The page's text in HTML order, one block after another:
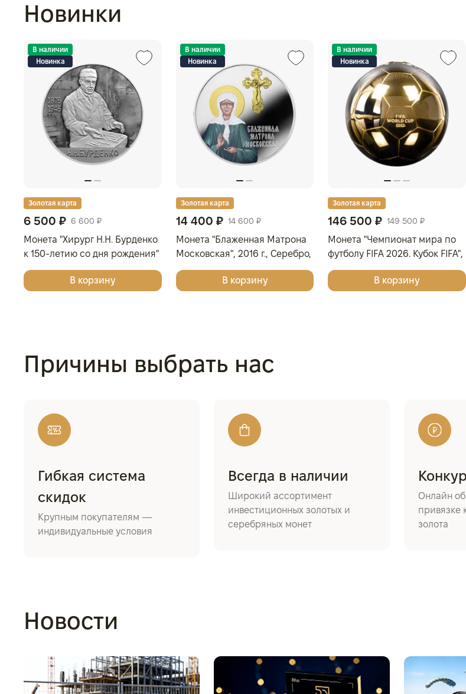
Новинки
В наличии
Новинка
Золотая карта
6 500 ₽ 6 600 ₽
Монета "Хирург Н.Н. Бурденко
к 150-летию со дня рождения"
, СПМД, 2026 г., 15,55 гр.,
проба 925, РОССИЯ
В корзину
В наличии
Новинка
Золотая карта
14 400 ₽ 14 600 ₽
Монета "Блаженная Матрона
Московская", 2016 г., Серебро,
28,28 гр., проба 999, КАМЕРУН
В корзину
В наличии
Новинка
Золотая карта
146 500 ₽ 149 500 ₽
Монета "Чемпионат мира по
футболу FIFA 2026. Кубок FIFA",
2026 г., 155,5 гр., проба 999,
В корзину
Причины выбрать нас
Гибкая система
скидок
Крупным покупателям —
индивидуальные условия
Всегда в наличии
Широкий ассортимент
инвестиционных золотых и
серебряных монет
Онлайн
привязке
золота
Новости